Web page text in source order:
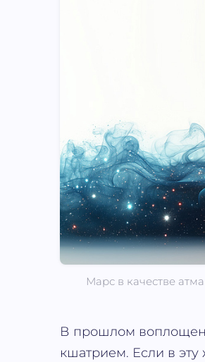
Марс в качестве
В прошлом
кшатрием. Если в